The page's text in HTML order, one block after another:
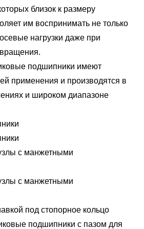
близок к размеру
им воспринимать не только
нагрузки даже при
подшипники имеют
применения и производятся в
и широком диапазоне
с манжетными
с манжетными
под стопорное кольцо
подшипники с пазом для